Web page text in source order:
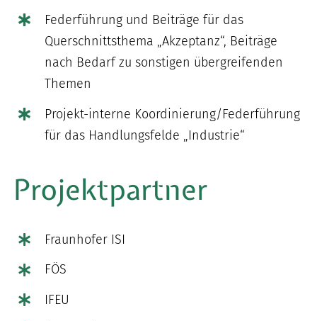
Federführung und Beiträge für das
Querschnittsthema „Akzeptanz“, Beiträge
nach Bedarf zu sonstigen übergreifenden
Themen
Projekt-interne Koordinierung/Federführung
für das Handlungsfelde „Industrie“
Projektpartner
Fraunhofer ISI
FÖS
IFEU